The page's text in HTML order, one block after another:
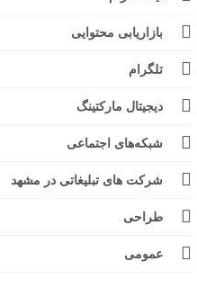
بازاریابی محتوایی
تلگرام
دیجیتال مارکتینگ
شبکه‌های اجتماعی
شرکت های تبلیغاتی در مشهد
طراحی
عمومی